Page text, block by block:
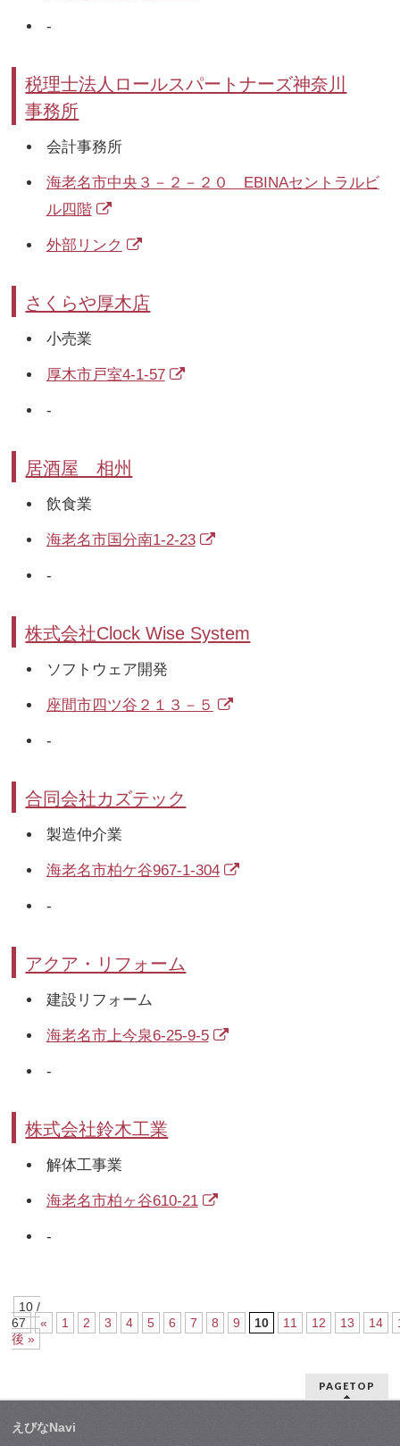
-
税理士法人ロールスパートナーズ神奈川
事務所
会計事務所
海老名市中央３－２－２０ EBINAセントラルビ
ル四階
外部リンク
さくらや厚木店
小売業
厚木市戸室4-1-57
-
居酒屋 相州
飲食業
海老名市国分南1-2-23
-
株式会社Clock Wise System
ソフトウェア開発
座間市四ツ谷２１３－５
-
合同会社カズテック
製造仲介業
海老名市柏ケ谷967-1-304
-
アクア・リフォーム
建設リフォーム
海老名市上今泉6-25-9-5
-
株式会社鈴木工業
解体工事業
海老名市柏ヶ谷610-21
-
10 /
67
« 1 2 3 4 5 6 7 8 9 10 11 12 13 14
後 »
PAGETOP
えびなNavi